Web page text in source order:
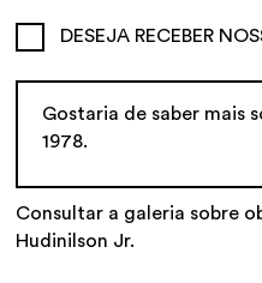
DESEJA RECEBER
Consultar a galeria sobre
Hudinilson Jr.